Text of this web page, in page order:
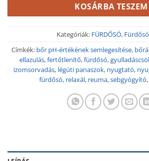
KOSÁRBA TESZEM
Kategóriák: FÜRDŐSÓ,
Címkék: bőr pH-értékének semlegesítése,
ellazulás,fertőtlenítő,fürdősó,
izomsorvadás, légúti panaszok, nyugtató,
fürdősó, relaxál, reuma,sebgyógyító,